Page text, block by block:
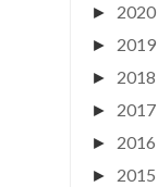
► 2020
► 2019
► 2018
► 2017
► 2016
► 2015